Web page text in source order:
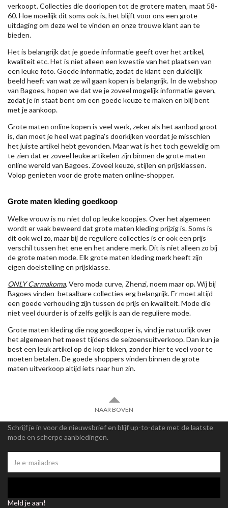
verkoopt. Collecties die doorlopen tot de grotere maten, maat 58-
60. Hoe moeilijk dit soms ook is, het blijft voor ons een grote
uitdaging om deze wel te vinden en onze trouwe klant aan te
bieden.
Het is belangrijk dat je goede informatie geeft over het artikel,
kwaliteit etc. Het is niet alleen een kwestie van het plaatsen van
een leuke foto. Goede informatie, zodat de klant een duidelijk
beeld heeft van wat ze wil gaan kopen is belangrijk. In de webshop
van Bagoes, hopen we dat we je zoveel mogelijk informatie geven,
zodat je in staat bent om een goede keuze te maken en blij bent
met je aankoop.
Grote maten online kopen is veel werk, zeker als het aanbod groot
is, dan moet je heel wat pagina's doorkijken voordat je misschien
het juiste artikel hebt gevonden. Maar wat is het toch geweldig om
te zien dat er zoveel leuke artikelen zijn binnen de grote maten
online wereld van Bagoes. Zoveel keuze, stijlen en prijsklassen.
Volop genieten voor de grote maten online-shopper.
Grote maten kleding goedkoop
Welke vrouw is nu niet dol op leuke koopjes. Over het algemeen
wordt er vaak beweerd dat grote maten kleding prijzig is. Soms is
dit ook wel zo, maar bij de reguliere collecties is er ook een prijs
verschil tussen het ene en het andere merk. Dit is niet alleen zo bij
de grote maten mode. Elk grote maten kleding merk heeft zijn
eigen doelstelling en prijsklasse.
ONLY Carmakoma, Vero moda curve, Zhenzi, noem maar op. Wij bij
Bagoes vinden betaalbare collecties erg belangrijk. Er moet altijd
een goede verhouding zijn tussen de prijs en kwaliteit. Mode die
niet veel duurder is of zelfs gelijk is aan de reguliere mode.
Grote maten kleding die nog goedkoper is, vind je natuurlijk over
het algemeen het meest tijdens de seizoensuitverkoop. Dan kun je
best een leuk artikel op de kop tikken, zonder hier te veel voor te
moeten betalen. De goede shoppers vinden binnen de grote
maten uitverkoop altijd iets naar hun zin.
NAAR BOVEN
Schrijf je in voor de nieuwsbrief en blijf up-to-date met de laatste
mode en scherpe aanbiedingen.
Meld je aan!